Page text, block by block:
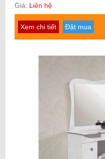
Giá: Liên hệ
Xem chi tiết Đặt mua